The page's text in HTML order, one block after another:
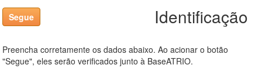
Identificação
Preencha corretamente os dados abaixo. Ao acionar o botão
"Segue", eles serão verificados junto à BaseATRIO.